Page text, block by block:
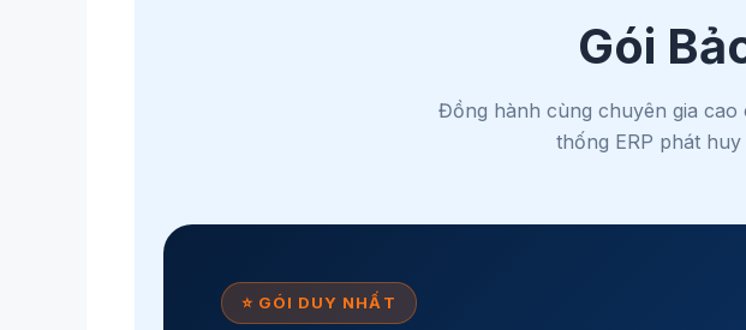
Gói
Đồng hành cùng chuyên gia
thống ERP phát
⭐ GÓI DUY NHẤT